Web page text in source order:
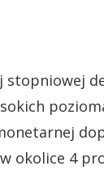
stopniowej
okolice 4